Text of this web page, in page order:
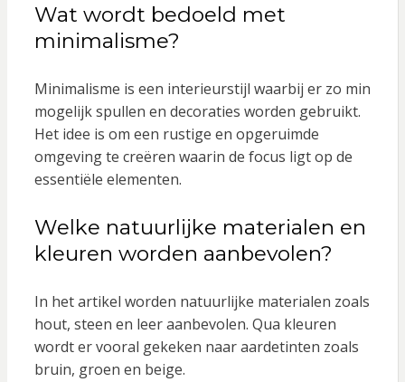
Wat wordt bedoeld met
minimalisme?
Minimalisme is een interieurstijl waarbij er zo min
mogelijk spullen en decoraties worden gebruikt.
Het idee is om een rustige en opgeruimde
omgeving te creëren waarin de focus ligt op de
essentiële elementen.
Welke natuurlijke materialen en
kleuren worden aanbevolen?
In het artikel worden natuurlijke materialen zoals
hout, steen en leer aanbevolen. Qua kleuren
wordt er vooral gekeken naar aardetinten zoals
bruin, groen en beige.